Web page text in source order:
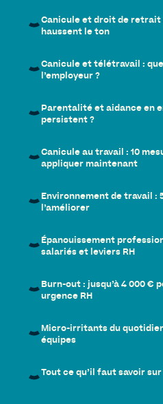
Canicule et droit de retrait
haussent le ton
Canicule et télétravail :
l’employeur ?
Parentalité et aidance en
persistent ?
Canicule au travail : 10
appliquer maintenant
Environnement de travail :
l’améliorer
Épanouissement
salariés et leviers RH
Burn-out : jusqu’à 4 000 €
urgence RH
Micro-irritants du
équipes
Tout ce qu’il faut savoir